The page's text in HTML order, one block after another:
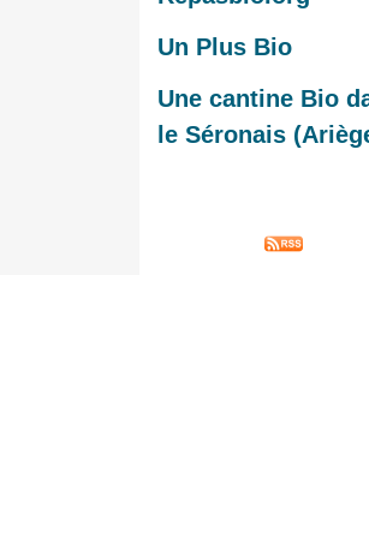
Un Plus Bio
Une cantine Bio
le Séronais